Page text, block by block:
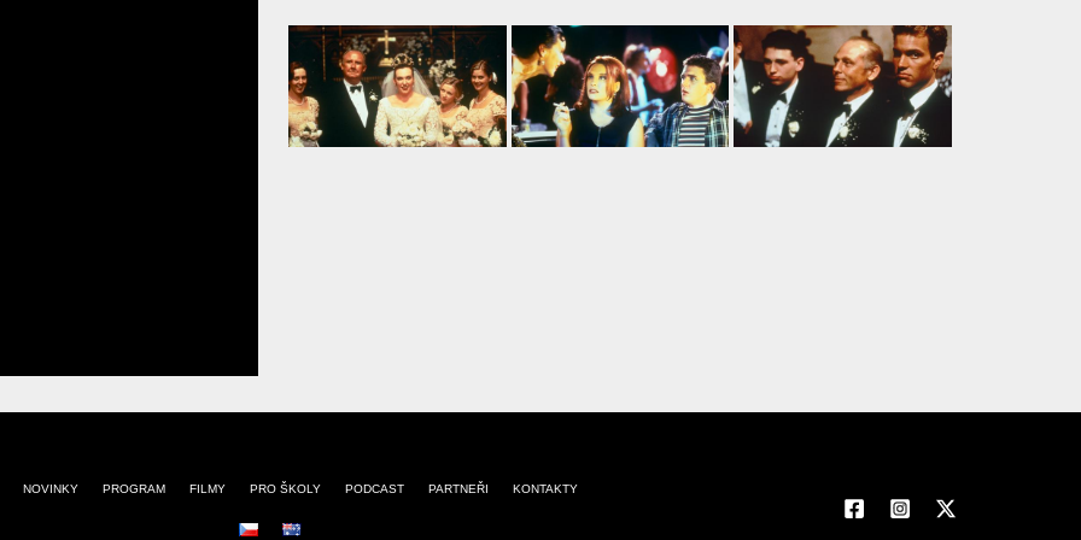
NOVINKY PROGRAM FILMY PRO ŠKOLY PODCAST PARTNEŘI KONTAKTY